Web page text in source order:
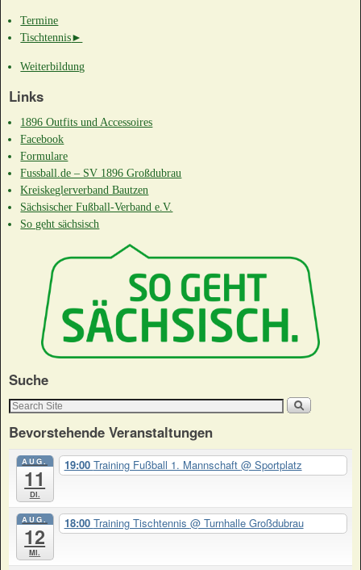
Termine
Tischtennis►
Weiterbildung
Links
1896 Outfits und Accessoires
Facebook
Formulare
Fussball.de – SV 1896 Großdubrau
Kreiskeglerverband Bautzen
Sächsischer Fußball-Verband e.V.
So geht sächsisch
Suche
Bevorstehende Veranstaltungen
AUG.
11
Di.
19:00 Training Fußball 1. Mannschaft @ Sportplatz
AUG.
12
Mi.
18:00 Training Tischtennis @ Turnhalle Großdubrau